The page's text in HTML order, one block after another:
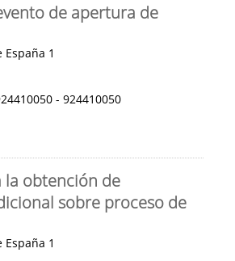
de apertura de
España 1
- 924410050
la obtención de
sobre proceso de
España 1